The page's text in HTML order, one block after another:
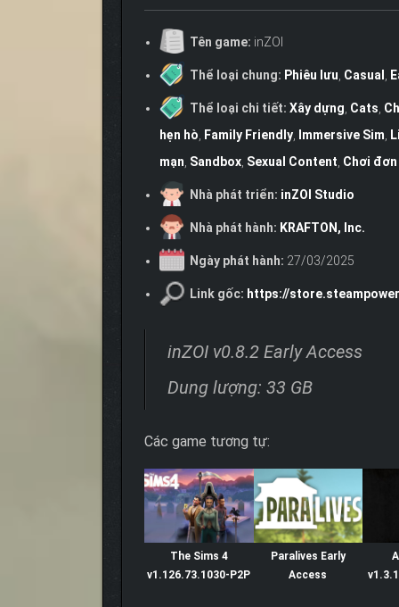
Tên game: inZOI
Thể loại chung: Phiêu lưu Casual
Thể loại chi tiết: Xây dựng Cats
hẹn hò
Family Friendly Immersive Sim
mạn Sandbox Sexual Content Chơi đơn
Nhà phát triển: inZOI Studio
Nhà phát hành: KRAFTON, Inc.
Ngày phát hành: 27/03/2025
Link gốc: https://
inZOI v0.8.2 Early Access
Dung lượng: 33 GB
Các game tương tự:
The Sims 4
v1.126.73.1030-P2P
Paralives Early
Access